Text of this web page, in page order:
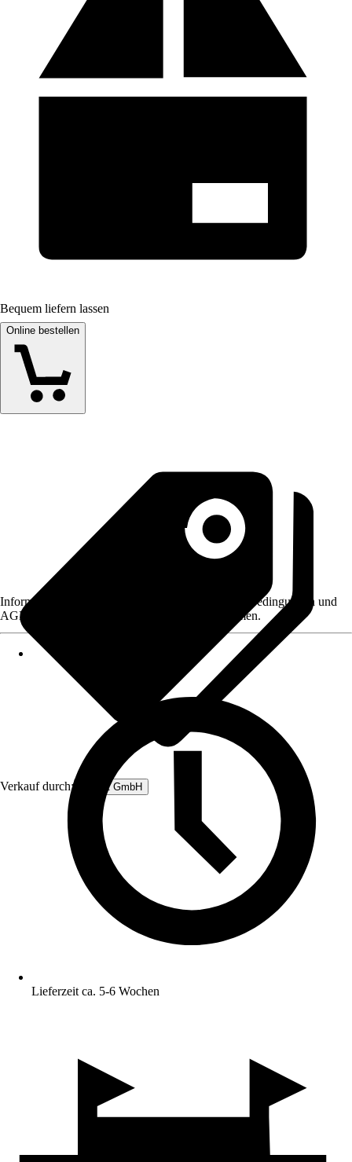
Bequem liefern lassen
Online bestellen
Verkauf durch: Rubart GmbH
Informationen des Verkäufers, wie z. B. Rückgabebedingungen und
AGB, finden Sie bei Klick auf den Verkäufernamen.
Lieferzeit ca. 5-6 Wochen